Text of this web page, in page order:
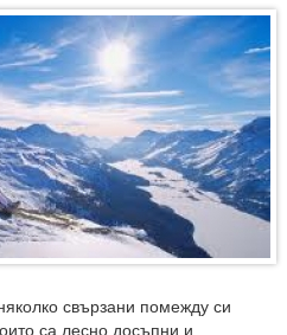
свързани помежду си
са лесно досъпни и